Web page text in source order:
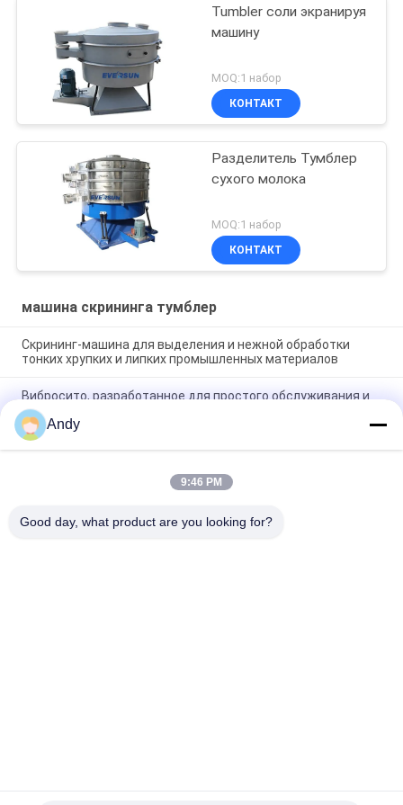
Tumbler соли экранируя
машину
MOQ:1 набор
КОНТАКТ
Разделитель Тумблер
сухого молока
MOQ:1 набор
КОНТАКТ
машина скрининга тумблер
Скрининг-машина для выделения и нежной обработки
тонких хрупких и липких промышленных материалов
Вибросито, разработанное для простого обслуживания и
бережного просеивания хрупких, мелких и липких
материалов в промышленности
многоуровневой классификацией размеров частиц и
стабильной работой с низким уровнем шума и
Andy
9:46 PM
Good day, what product are you looking for?